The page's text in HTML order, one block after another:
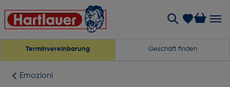
Terminvereinbarung Geschäft finden
Emozioni